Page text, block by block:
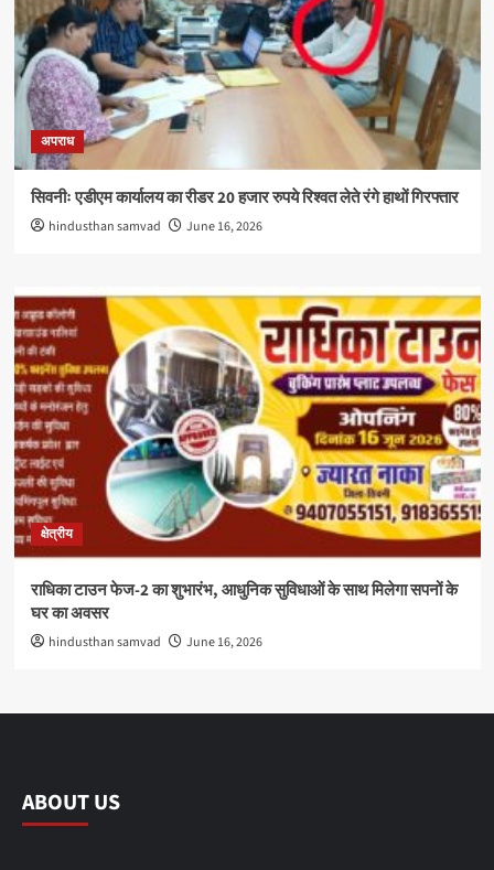
अपराध
सिवनीः एडीएम कार्यालय का रीडर 20 हजार रुपये रिश्वत लेते रंगे हाथों गिरफ्तार
hindusthan samvad June 16, 2026
क्षेत्रीय
राधिका टाउन फेज-2 का शुभारंभ, आधुनिक सुविधाओं के साथ मिलेगा सपनों के
घर का अवसर
hindusthan samvad June 16, 2026
ABOUT US